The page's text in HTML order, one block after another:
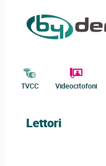
TVCC Videocitofoni
Lettori